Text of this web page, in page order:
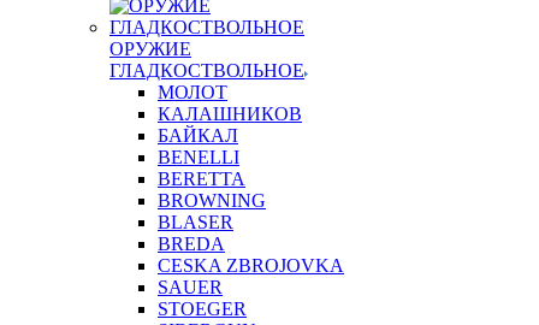
ОРУЖИЕ
ГЛАДКОСТВОЛЬНОЕ
МОЛОТ
КАЛАШНИКОВ
БАЙКАЛ
BENELLI
BERETTA
BROWNING
BLASER
BREDA
CESKA ZBROJOVKA
SAUER
STOEGER